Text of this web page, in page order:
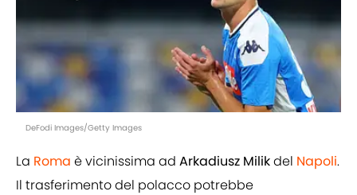
DeFodi Images/Getty Images
La Roma è vicinissima ad Arkadiusz Milikdel Napoli.
Il trasferimento del polacco potrebbe